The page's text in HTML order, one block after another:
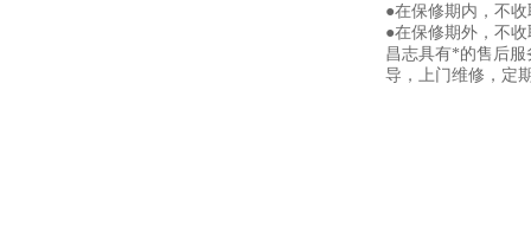
●在保修期内，不
●在保修期外，不
昌志具有*的售后
导，上门维修，定